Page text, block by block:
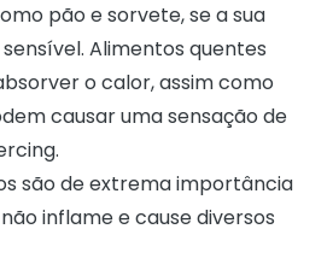
pão e sorvete, se a sua
Alimentos quentes
o calor, assim como
causar uma sensação de
são de extrema importância
inflame e cause diversos